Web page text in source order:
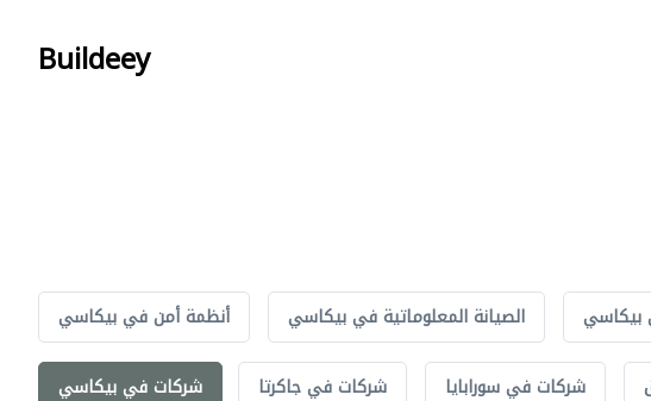
Buildeey
أنظمة أمن في بيكاسي الصيانة المعلوماتية في بيكاسي بيكاسي
شركات في بيكاسي شركات في جاكرتا شركات في سورابايا